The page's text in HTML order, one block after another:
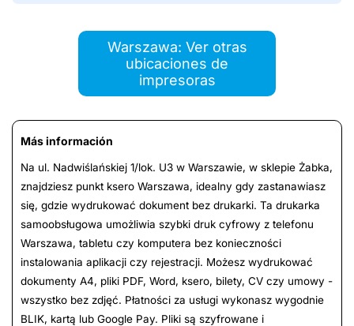
Warszawa: Ver otras
ubicaciones de
impresoras
Más información
Na ul. Nadwiślańskiej 1/lok. U3 w Warszawie, w sklepie Żabka,
znajdziesz punkt ksero Warszawa, idealny gdy zastanawiasz
się, gdzie wydrukować dokument bez drukarki. Ta drukarka
samoobsługowa umożliwia szybki druk cyfrowy z telefonu
Warszawa, tabletu czy komputera bez konieczności
instalowania aplikacji czy rejestracji. Możesz wydrukować
dokumenty A4, pliki PDF, Word, ksero, bilety, CV czy umowy -
wszystko bez zdjęć. Płatności za usługi wykonasz wygodnie
BLIK, kartą lub Google Pay. Pliki są szyfrowane i